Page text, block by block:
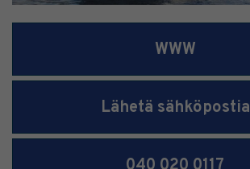
WWW
Lähetä sähköpostia